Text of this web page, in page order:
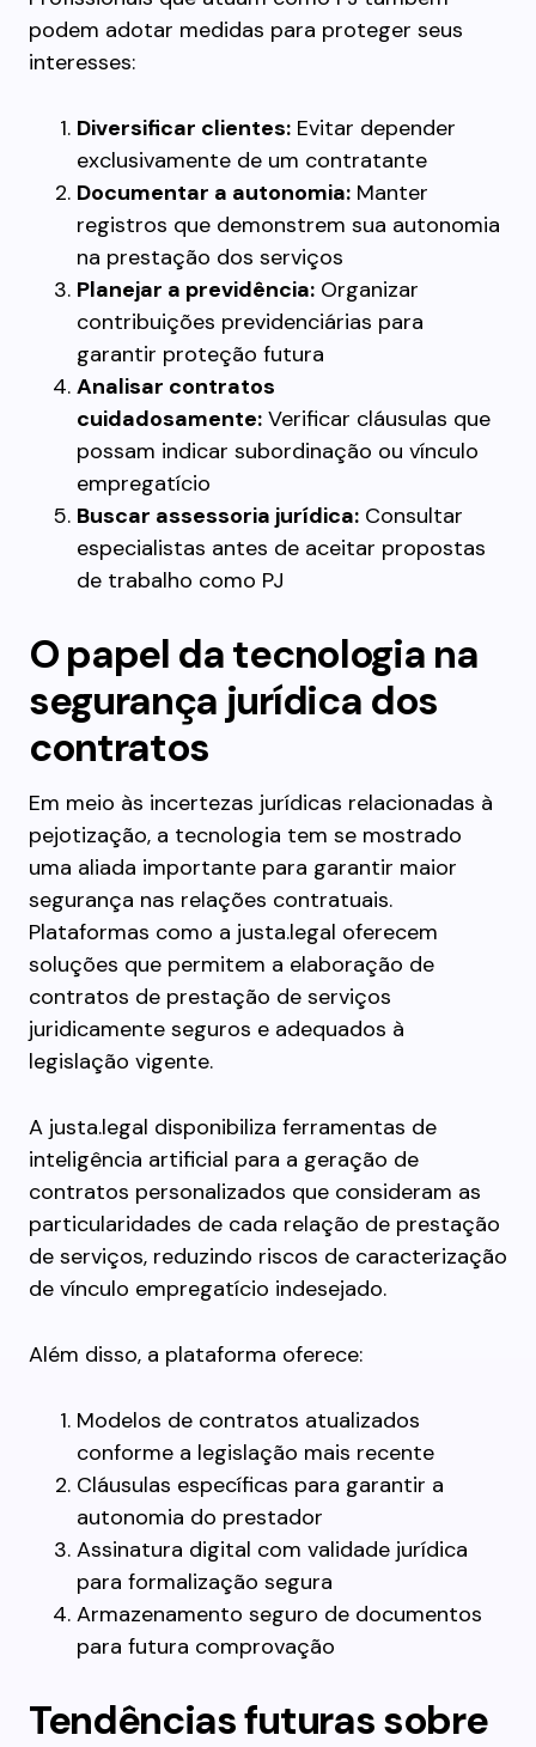
podem adotar medidas para proteger seus
interesses:
Diversificar clientes: Evitar depender
exclusivamente de um contratante
Documentar a autonomia: Manter
registros que demonstrem sua autonomia
na prestação dos serviços
Planejar a previdência: Organizar
contribuições previdenciárias para
garantir proteção futura
Analisar contratos
cuidadosamente: Verificar cláusulas que
possam indicar subordinação ou vínculo
empregatício
Buscar assessoria jurídica: Consultar
especialistas antes de aceitar propostas
de trabalho como PJ
O papel da tecnologia na
segurança jurídica dos
contratos
Em meio às incertezas jurídicas relacionadas à
pejotização, a tecnologia tem se mostrado
uma aliada importante para garantir maior
segurança nas relações contratuais.
Plataformas como a justa.legal oferecem
soluções que permitem a elaboração de
contratos de prestação de serviços
juridicamente seguros e adequados à
legislação vigente.
A justa.legal disponibiliza ferramentas de
inteligência artificial para a geração de
contratos personalizados que consideram as
particularidades de cada relação de prestação
de serviços, reduzindo riscos de caracterização
de vínculo empregatício indesejado.
Além disso, a plataforma oferece:
Modelos de contratos atualizados
conforme a legislação mais recente
Cláusulas específicas para garantir a
autonomia do prestador
Assinatura digital com validade jurídica
para formalização segura
Armazenamento seguro de documentos
para futura comprovação
Tendências futuras sobre